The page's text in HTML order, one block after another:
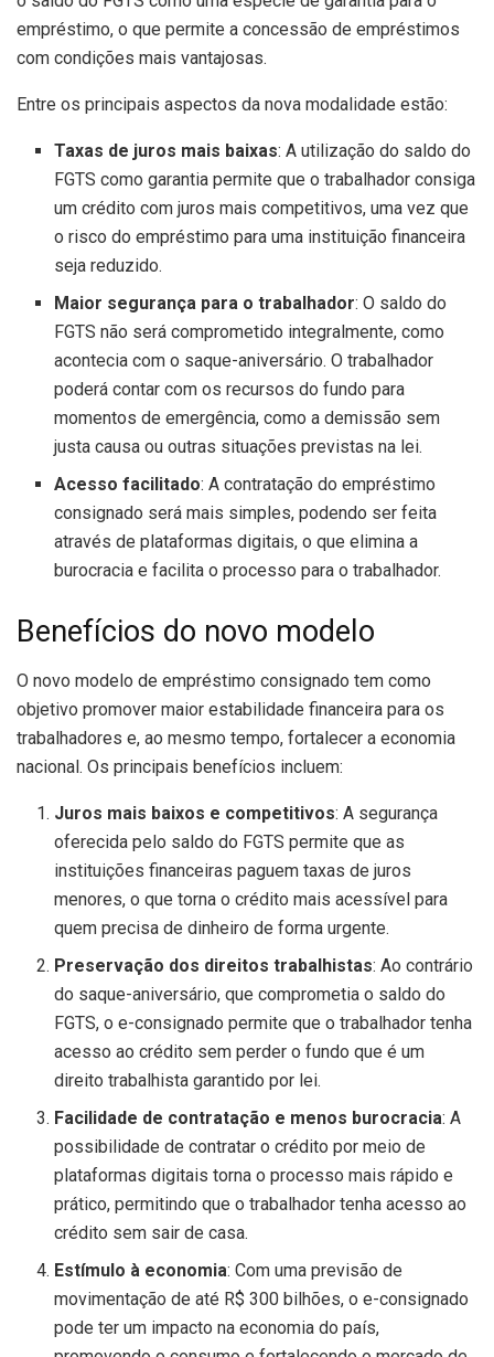
empréstimo, o que permite a concessão de empréstimos
com condições mais vantajosas.
Entre os principais aspectos da nova modalidade estão:
Taxas de juros mais baixas: A utilização do saldo do
FGTS como garantia permite que o trabalhador consiga
um crédito com juros mais competitivos, uma vez que
o risco do empréstimo para uma instituição financeira
seja reduzido.
Maior segurança para o trabalhador: O saldo do
FGTS não será comprometido integralmente, como
acontecia com o saque-aniversário. O trabalhador
poderá contar com os recursos do fundo para
momentos de emergência, como a demissão sem
justa causa ou outras situações previstas na lei.
Acesso facilitado: A contratação do empréstimo
consignado será mais simples, podendo ser feita
através de plataformas digitais, o que elimina a
burocracia e facilita o processo para o trabalhador.
Benefícios do novo modelo
O novo modelo de empréstimo consignado tem como
objetivo promover maior estabilidade financeira para os
trabalhadores e, ao mesmo tempo, fortalecer a economia
nacional. Os principais benefícios incluem:
Juros mais baixos e competitivos: A segurança
oferecida pelo saldo do FGTS permite que as
instituições financeiras paguem taxas de juros
menores, o que torna o crédito mais acessível para
quem precisa de dinheiro de forma urgente.
Preservação dos direitos trabalhistas: Ao contrário
do saque-aniversário, que comprometia o saldo do
FGTS, o e-consignado permite que o trabalhador tenha
acesso ao crédito sem perder o fundo que é um
direito trabalhista garantido por lei.
Facilidade de contratação e menos burocracia: A
possibilidade de contratar o crédito por meio de
plataformas digitais torna o processo mais rápido e
prático, permitindo que o trabalhador tenha acesso ao
crédito sem sair de casa.
Estímulo à economia: Com uma previsão de
movimentação de até R$ 300 bilhões, o e-consignado
pode ter um impacto na economia do país,